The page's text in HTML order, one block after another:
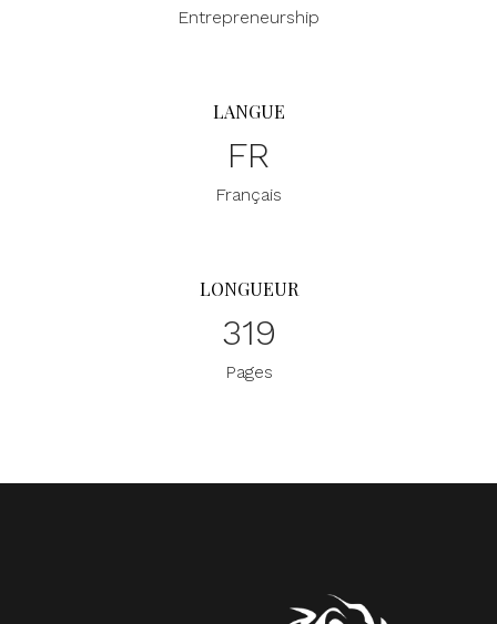
Entrepreneurship
LANGUE
FR
Français
LONGUEUR
319
Pages